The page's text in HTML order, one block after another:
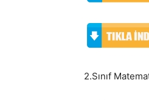
2.Sınıf